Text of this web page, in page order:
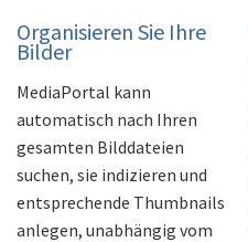
Organisieren Sie Ihre
Bilder
MediaPortal kann
automatisch nach Ihren
gesamten Bilddateien
suchen, sie indizieren und
entsprechende Thumbnails
anlegen, unabhängig vom